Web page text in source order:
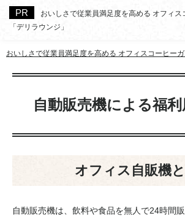
おいしさで従業員満足度を高める オフィス
「デリラウンジ」
おいしさで従業員満足度を高める オフィスコーヒーガ
自動販売機による福
オフィス自販機
自動販売機は、飲料や食品を無人で24時間